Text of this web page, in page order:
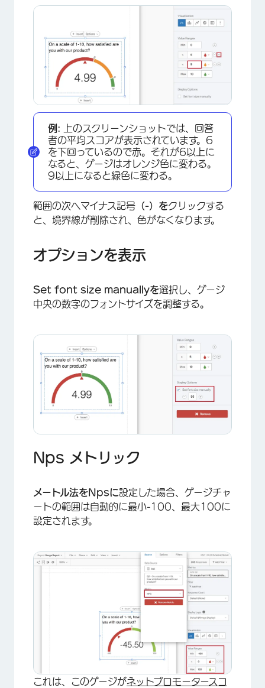
×
×
例: 上のスクリーンショットでは、回答
者の平均スコアが表示されています。6
を下回っているので赤。それが6以上に
なると、ゲージはオレンジ色に変わる。
9以上になると緑色に変わる。
範囲の次へマイナス記号 （-）をクリックする
と、境界線が削除され、色がなくなります。
オプションを表示
Set font size manuallyを選択し、ゲージ
中央の数字のフォントサイズを調整する。
×
Nps メトリック
メートル法をNpsに設定した場合、ゲージチャ
ートの範囲は自動的に最小-100、最大100に
設定されます。
これは、このゲージがネットプロモータースコ